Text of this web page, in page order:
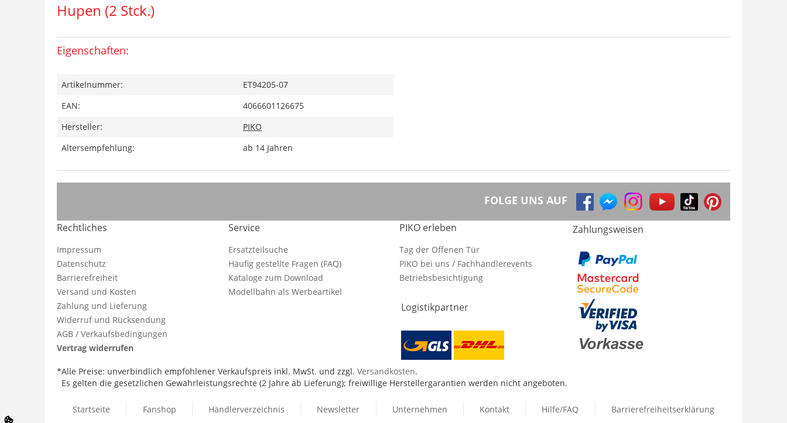
Hupen (2 Stck.)
Eigenschaften:
Artikelnummer:
ET94205-07
EAN:
4066601126675
Hersteller:
PIKO
Altersempfehlung:
ab 14 Jahren
FOLGE UNS AUF
Rechtliches
Impressum
Datenschutz
Barrierefreiheit
Versand und Kosten
Zahlung und Lieferung
Widerruf und Rücksendung
AGB / Verkaufsbedingungen
Vertrag widerrufen
Service
Ersatzteilsuche
Häufig gestellte Fragen (FAQ)
Kataloge zum Download
Modellbahn als Werbeartikel
PIKO erleben
Tag der Offenen Tür
PIKO bei uns / Fachhändlerevents
Betriebsbesichtigung
Logistikpartner
Zahlungsweisen
*Alle Preise: unverbindlich empfohlener Verkaufspreis inkl. MwSt. und zzgl. Versandkosten.
Es gelten die gesetzlichen Gewährleistungsrechte (2 Jahre ab Lieferung); freiwillige Herstellergarantien werden nicht angeboten.
Startseite Fanshop Händlerverzeichnis Newsletter Unternehmen Kontakt Hilfe/FAQ Barrierefreiheitserklärung